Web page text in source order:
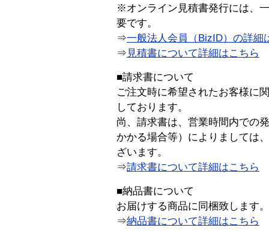
※オンライン見積書発行には、
要です。
⇒一般法人会員（BizID）の詳細
⇒ 見積書について詳細はこちら
■請求書について
ご注文時に希望されたお客様に
しております。
尚、請求書は、営業時間内での
かかる場合等）によりましては
ざいます。
⇒請求書について詳細はこちら
■納品書について
お届けする商品に同梱致します。
⇒納品書について詳細はこちら